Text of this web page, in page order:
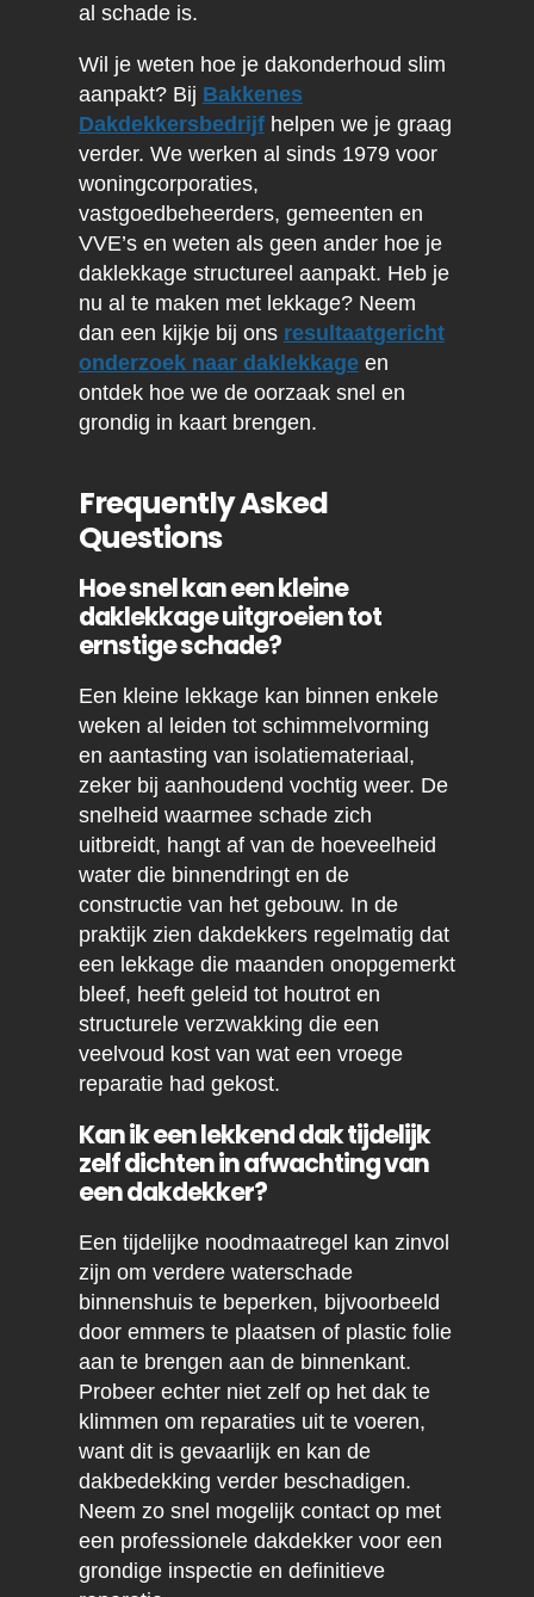
al schade is.
Wil je weten hoe je dakonderhoud slim
aanpakt? Bij Bakkenes
Dakdekkersbedrijfhelpen we je graag
verder. We werken al sinds 1979 voor
woningcorporaties,
vastgoedbeheerders, gemeenten en
VVE’s en weten als geen ander hoe je
daklekkage structureel aanpakt. Heb je
nu al te maken met lekkage? Neem
dan een kijkje bij ons resultaatgericht
onderzoek naar daklekkageen
ontdek hoe we de oorzaak snel en
grondig in kaart brengen.
Frequently Asked
Questions
Hoe snel kan een kleine
daklekkage uitgroeien tot
ernstige schade?
Een kleine lekkage kan binnen enkele
weken al leiden tot schimmelvorming
en aantasting van isolatiemateriaal,
zeker bij aanhoudend vochtig weer. De
snelheid waarmee schade zich
uitbreidt, hangt af van de hoeveelheid
water die binnendringt en de
constructie van het gebouw. In de
praktijk zien dakdekkers regelmatig dat
een lekkage die maanden onopgemerkt
bleef, heeft geleid tot houtrot en
structurele verzwakking die een
veelvoud kost van wat een vroege
reparatie had gekost.
Kan ik een lekkend dak tijdelijk
zelf dichten in afwachting van
een dakdekker?
Een tijdelijke noodmaatregel kan zinvol
zijn om verdere waterschade
binnenshuis te beperken, bijvoorbeeld
door emmers te plaatsen of plastic folie
aan te brengen aan de binnenkant.
Probeer echter niet zelf op het dak te
klimmen om reparaties uit te voeren,
want dit is gevaarlijk en kan de
dakbedekking verder beschadigen.
Neem zo snel mogelijk contact op met
een professionele dakdekker voor een
grondige inspectie en definitieve